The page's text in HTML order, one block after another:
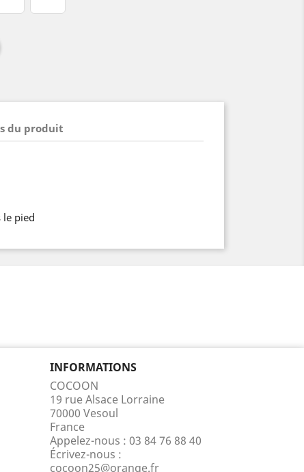
du produit
le pied
INFORMATIONS
COCOON
19 rue Alsace Lorraine
70000 Vesoul
France
Appelez-nous : 03 84 76 88 40
Écrivez-nous :
cocoon25@orange.fr